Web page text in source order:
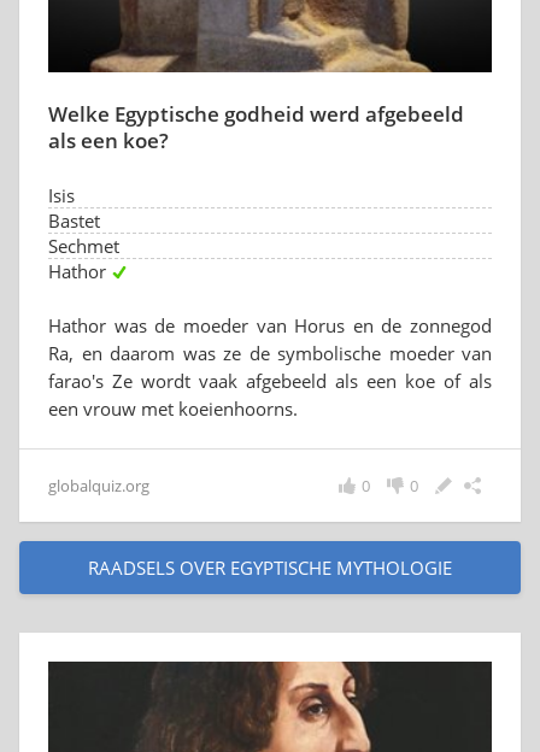
Welke Egyptische godheid werd afgebeeld
als een koe?
Isis
Bastet
Sechmet
Hathor
Hathor was de moeder van Horus en de zonnegod
Ra, en daarom was ze de symbolische moeder van
farao's Ze wordt vaak afgebeeld als een koe of als
een vrouw met koeienhoorns.
globalquiz.org 0
0
RAADSELS OVER EGYPTISCHE MYTHOLOGIE